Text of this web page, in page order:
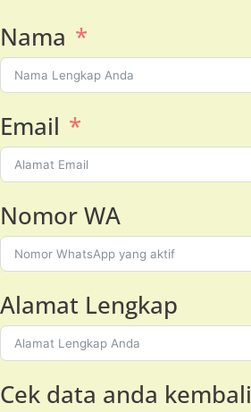
Nama
Email
Nomor WA
Alamat Lengkap
Cek data anda kembali